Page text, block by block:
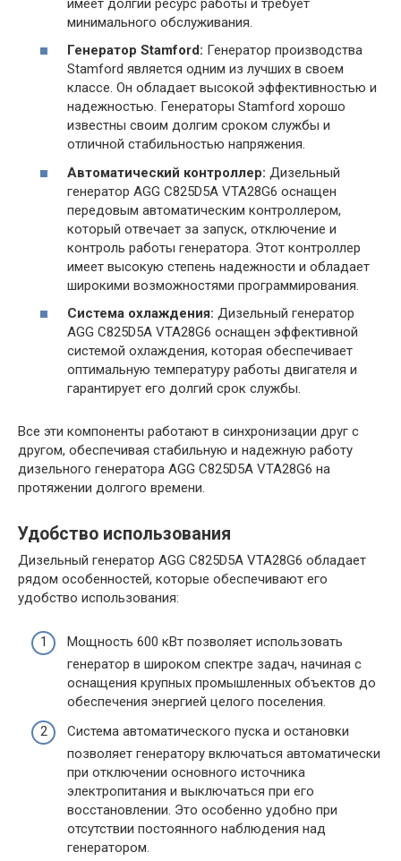
имеет долгий ресурс работы и требует
минимального обслуживания.
Генератор Stamford: Генератор производства
Stamford является одним из лучших в своем
классе. Он обладает высокой эффективностью и
надежностью. Генераторы Stamford хорошо
известны своим долгим сроком службы и
отличной стабильностью напряжения.
Автоматический контроллер: Дизельный
генератор AGG C825D5A VTA28G6 оснащен
передовым автоматическим контроллером,
который отвечает за запуск, отключение и
контроль работы генератора. Этот контроллер
имеет высокую степень надежности и обладает
широкими возможностями программирования.
Система охлаждения: Дизельный генератор
AGG C825D5A VTA28G6 оснащен эффективной
системой охлаждения, которая обеспечивает
оптимальную температуру работы двигателя и
гарантирует его долгий срок службы.
Все эти компоненты работают в синхронизации друг с
другом, обеспечивая стабильную и надежную работу
дизельного генератора AGG C825D5A VTA28G6 на
протяжении долгого времени.
Удобство использования
Дизельный генератор AGG C825D5A VTA28G6 обладает
рядом особенностей, которые обеспечивают его
удобство использования:
Мощность 600 кВт позволяет использовать
генератор в широком спектре задач, начиная с
оснащения крупных промышленных объектов до
обеспечения энергией целого поселения.
Система автоматического пуска и остановки
позволяет генератору включаться автоматически
при отключении основного источника
электропитания и выключаться при его
восстановлении. Это особенно удобно при
отсутствии постоянного наблюдения над
генератором.